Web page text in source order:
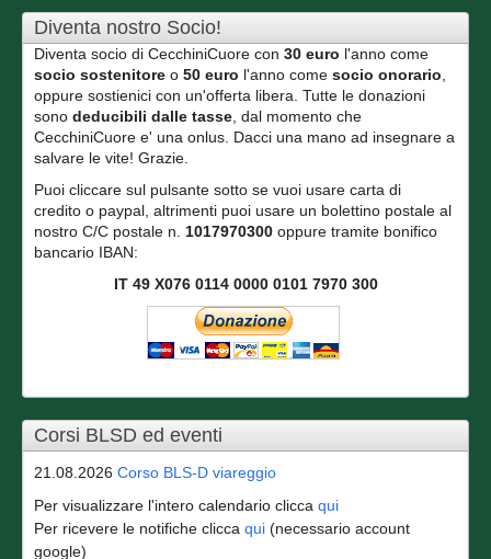
Diventa nostro Socio!
Diventa socio di CecchiniCuore con 30 euro l'anno come
socio sostenitore o 50 euro l'anno come socio onorario,
oppure sostienici con un'offerta libera. Tutte le donazioni
sono deducibili dalle tasse, dal momento che
CecchiniCuore e' una onlus. Dacci una mano ad insegnare a
salvare le vite! Grazie.
Puoi cliccare sul pulsante sotto se vuoi usare carta di
credito o paypal, altrimenti puoi usare un bolettino postale al
nostro C/C postale n. 1017970300 oppure tramite bonifico
bancario IBAN:
IT 49 X076 0114 0000 0101 7970 300
Corsi BLSD ed eventi
21.08.2026 Corso BLS-D viareggio
Per visualizzare l'intero calendario clicca qui
Per ricevere le notifiche clicca qui (necessario account
google)